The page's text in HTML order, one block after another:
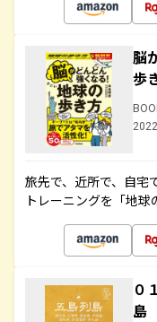
脳
歩
旅先で、近所で、自宅
トレーニングを「地
０
島